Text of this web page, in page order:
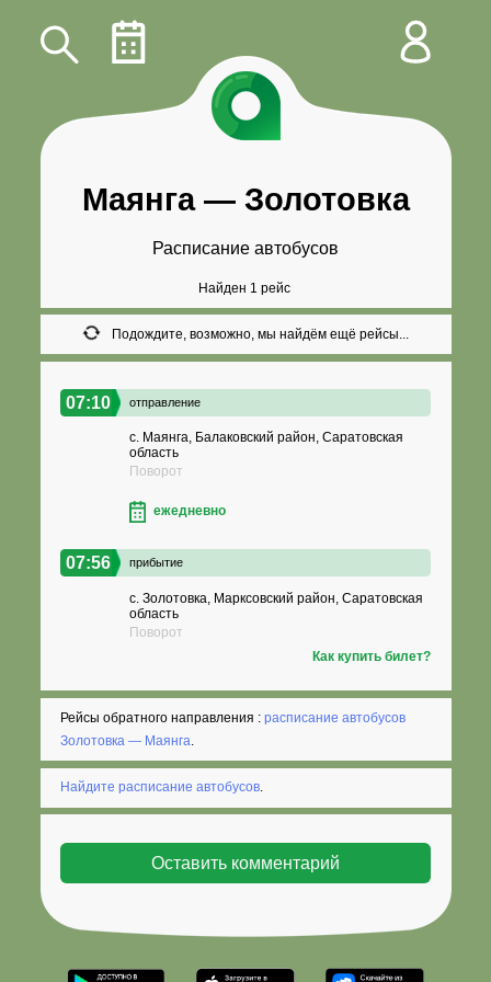
Маянга— Золотовка
Расписание автобусов
Найден 1 рейс
Подождите, возможно, мы найдём ещё рейсы...
07:10 отправление
с. Маянга, Балаковский район, Саратовская
область
Поворот
ежедневно
07:56 прибытие
с. Золотовка, Марксовский район, Саратовская
область
Поворот
Как купить билет?
Рейсы обратного направления :расписание автобусов
Золотовка — Маянга.
Найдите расписание автобусов.